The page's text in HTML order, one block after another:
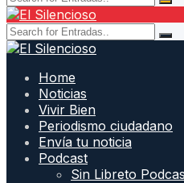
Home
Noticias
Vivir Bien
Periodismo ciudadano
Envía tu noticia
Podcast
Sin Libreto